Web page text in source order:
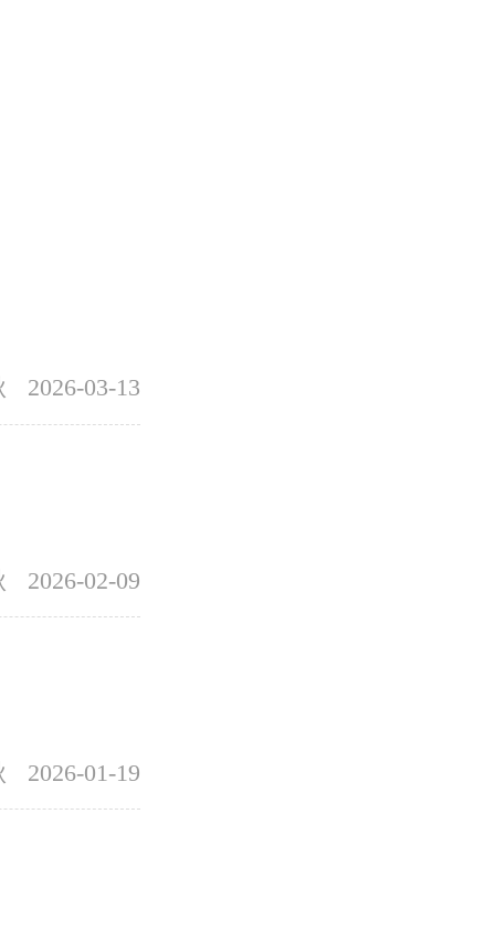
2026-03-13
2026-02-09
2026-01-19